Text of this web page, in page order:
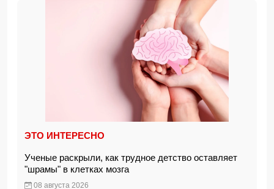
ЭТО ИНТЕРЕСНО
Ученые раскрыли, как трудное детство оставляет
"шрамы" в клетках мозга
08 августа 2026